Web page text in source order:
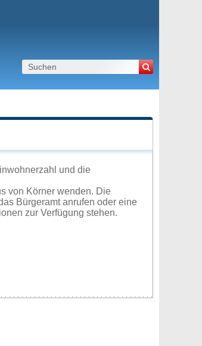
und die
von Körner wenden. Die
Bürgeramt anrufen oder eine
zur Verfügung stehen.